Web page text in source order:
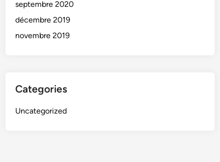
septembre 2020
décembre 2019
novembre 2019
Categories
Uncategorized